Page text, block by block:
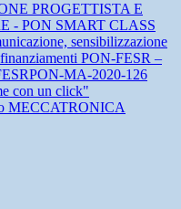
PROGETTISTA E
- PON SMART CLASS
sensibilizzazione
PON-FESR –
MA-2020-126
con un click"
MECCATRONICA